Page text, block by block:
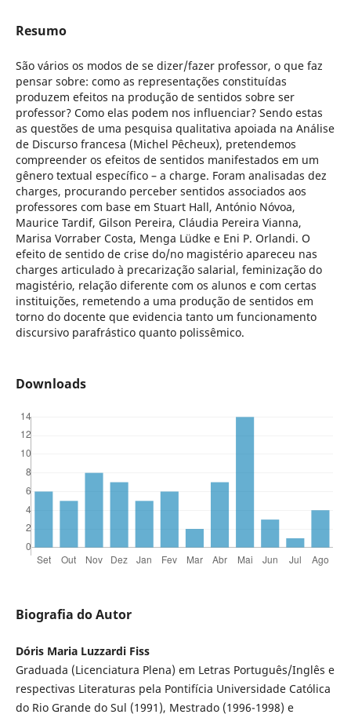
Resumo
São vários os modos de se dizer/fazer professor, o que faz
pensar sobre: como as representações constituídas
produzem efeitos na produção de sentidos sobre ser
professor? Como elas podem nos influenciar? Sendo estas
as questões de uma pesquisa qualitativa apoiada na Análise
de Discurso francesa (Michel Pêcheux), pretendemos
compreender os efeitos de sentidos manifestados em um
gênero textual específico – a charge. Foram analisadas dez
charges, procurando perceber sentidos associados aos
professores com base em Stuart Hall, António Nóvoa,
Maurice Tardif, Gilson Pereira, Cláudia Pereira Vianna,
Marisa Vorraber Costa, Menga Lüdke e Eni P. Orlandi. O
efeito de sentido de crise do/no magistério apareceu nas
charges articulado à precarização salarial, feminização do
magistério, relação diferente com os alunos e com certas
instituições, remetendo a uma produção de sentidos em
torno do docente que evidencia tanto um funcionamento
discursivo parafrástico quanto polissêmico.
Downloads
Biografia do Autor
Dóris Maria Luzzardi Fiss
Graduada (Licenciatura Plena) em Letras Português/Inglês e
respectivas Literaturas pela Pontifícia Universidade Católica
do Rio Grande do Sul (1991), Mestrado (1996-1998) e